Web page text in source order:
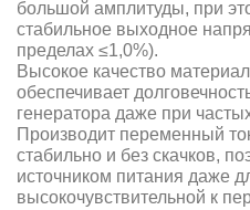
большой амплитуды, при
стабильное выходное
пределах ≤1,0%).
Высокое качество
обеспечивает
генератора даже при
Производит переменный
стабильно и без скачков,
источником питания даже
высокочувствительной к